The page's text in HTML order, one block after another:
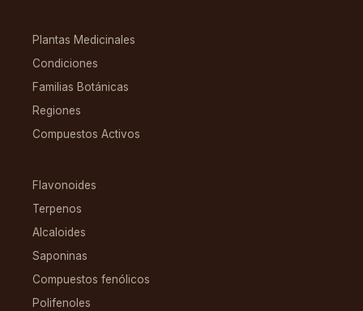
Plantas Medicinales
Condiciones
Familias Botánicas
Regiones
Compuestos Activos
Flavonoides
Terpenos
Alcaloides
Saponinas
Compuestos fenólicos
Polifenoles